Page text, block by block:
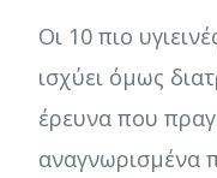
Οι 10 πιο
ισχύει όμως
έρευνα που
αναγνωρισμένα